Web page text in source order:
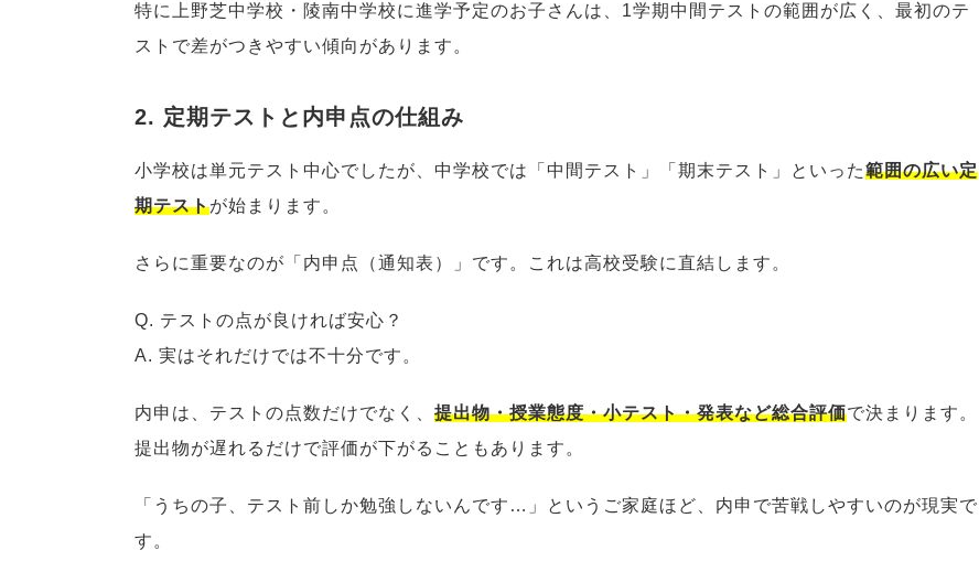
特に上野芝中学校・陵南中学校に進学予定のお子さんは、1学期中間テストの範囲が広く、最初のテ
ストで差がつきやすい傾向があります。
2. 定期テストと内申点の仕組み
小学校は単元テスト中心でしたが、中学校では「中間テスト」「期末テスト」といった範囲の広い定
期テストが始まります。
さらに重要なのが「内申点（通知表）」です。これは高校受験に直結します。
Q. テストの点が良ければ安心？
A. 実はそれだけでは不十分です。
内申は、テストの点数だけでなく、 提出物・授業態度・小テスト・発表など総合評価で決まります。
提出物が遅れるだけで評価が下がることもあります。
「うちの子、テスト前しか勉強しないんです…」というご家庭ほど、内申で苦戦しやすいのが現実で
す。